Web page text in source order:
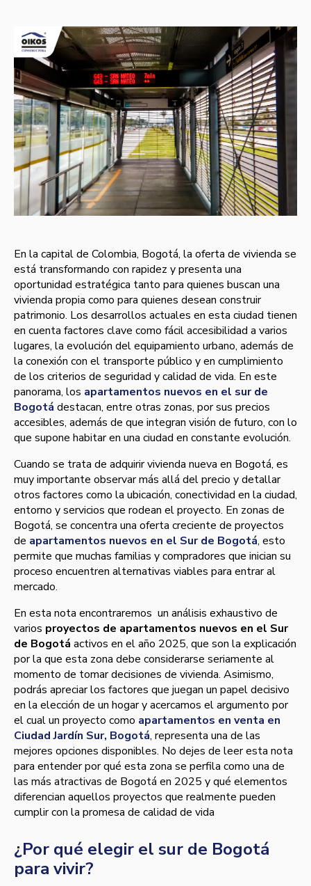
En la capital de Colombia, Bogotá, la oferta de vivienda se
está transformando con rapidez y presenta una
oportunidad estratégica tanto para quienes buscan una
vivienda propia como para quienes desean construir
patrimonio. Los desarrollos actuales en esta ciudad tienen
en cuenta factores clave como fácil accesibilidad a varios
lugares, la evolución del equipamiento urbano, además de
la conexión con el transporte público y en cumplimiento
de los criterios de seguridad y calidad de vida. En este
panorama, los apartamentos nuevos en el sur de
Bogotá destacan, entre otras zonas, por sus precios
accesibles, además de que integran visión de futuro, con lo
que supone habitar en una ciudad en constante evolución.
Cuando se trata de adquirir vivienda nueva en Bogotá, es
muy importante observar más allá del precio y detallar
otros factores como la ubicación, conectividad en la ciudad,
entorno y servicios que rodean el proyecto. En zonas de
Bogotá, se concentra una oferta creciente de proyectos
de apartamentos nuevos en el Sur de Bogotá, esto
permite que muchas familias y compradores que inician su
proceso encuentren alternativas viables para entrar al
mercado.
En esta nota encontraremos un análisis exhaustivo de
varios proyectos de apartamentos nuevos en el Sur
de Bogotá activos en el año 2025, que son la explicación
por la que esta zona debe considerarse seriamente al
momento de tomar decisiones de vivienda. Asimismo,
podrás apreciar los factores que juegan un papel decisivo
en la elección de un hogar y acercamos el argumento por
el cual un proyecto como apartamentos en venta en
Ciudad Jardín Sur, Bogotá, representa una de las
mejores opciones disponibles. No dejes de leer esta nota
para entender por qué esta zona se perfila como una de
las más atractivas de Bogotá en 2025 y qué elementos
diferencian aquellos proyectos que realmente pueden
cumplir con la promesa de calidad de vida
¿Por qué elegir el sur de Bogotá
para vivir?